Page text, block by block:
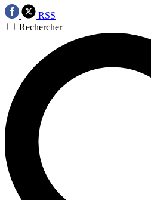
RSS
Rechercher